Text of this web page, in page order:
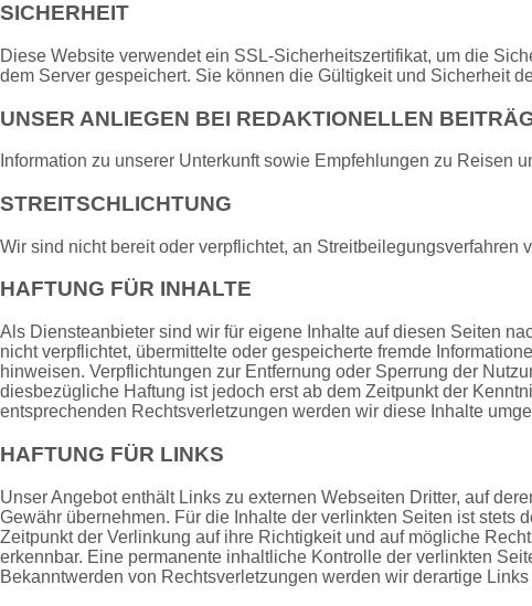
SICHERHEIT
Diese Website verwendet ein SSL-Sicherheitszertifikat, um die
dem Server gespeichert. Sie können die Gültigkeit und Sicherheit
UNSER ANLIEGEN BEI REDAKTIONELLEN
Information zu unserer Unterkunft sowie Empfehlungen zu Reisen
STREITSCHLICHTUNG
Wir sind nicht bereit oder verpflichtet, an
HAFTUNG FÜR INHALTE
Als Diensteanbieter sind wir für eigene Inhalte auf diesen Seiten
nicht verpflichtet, übermittelte oder gespeicherte fremde
hinweisen. Verpflichtungen zur Entfernung oder Sperrung der
diesbezügliche Haftung ist jedoch erst ab dem Zeitpunkt der
entsprechenden Rechtsverletzungen werden wir diese Inhalte
HAFTUNG FÜR LINKS
Unser Angebot enthält Links zu externen Webseiten Dritter, auf
Gewähr übernehmen. Für die Inhalte der verlinkten Seiten ist
Zeitpunkt der Verlinkung auf ihre Richtigkeit und auf mögliche
erkennbar. Eine permanente inhaltliche Kontrolle der verlinkten
Bekanntwerden von Rechtsverletzungen werden wir derartige